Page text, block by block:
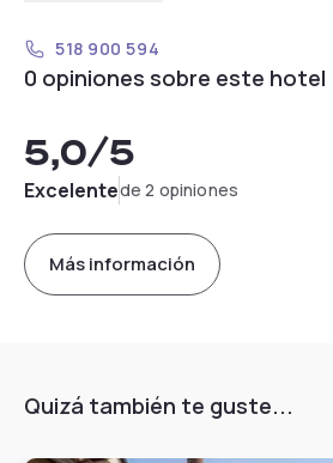
518 900 594
0 opiniones sobre este hotel
5,0/5
Excelentede 2 opiniones
Más información
Quizá también te guste...